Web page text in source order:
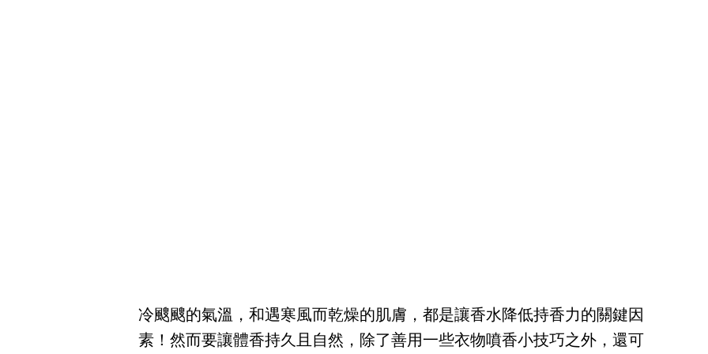
冷颼颼的氣溫，和遇寒風而乾燥的肌膚，都是讓香水降低持香力的關鍵因
素！然而要讓體香持久且自然，除了善用一些衣物噴香小技巧之外，還可